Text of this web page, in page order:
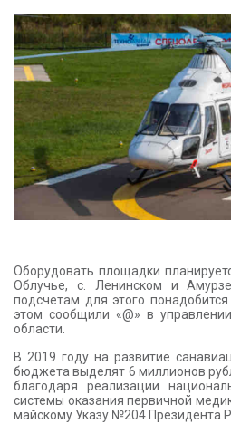
КОНТАКТЫ
Оборудовать площадки
Облучье, с. Ленинском и
подсчетам для этого
этом сообщили «@» в
области.
В 2019 году на развитие
бюджета выделят 6 миллионов
благодаря реализации
системы оказания первичной
майскому Указу №204 Президента